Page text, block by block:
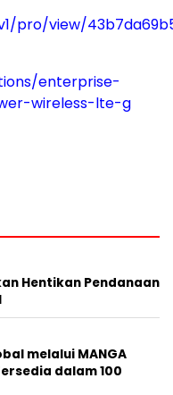
pro/view/
enterprise-
wireless-lte-g
Hentikan Pendanaan
melalui MANGA
dalam 100